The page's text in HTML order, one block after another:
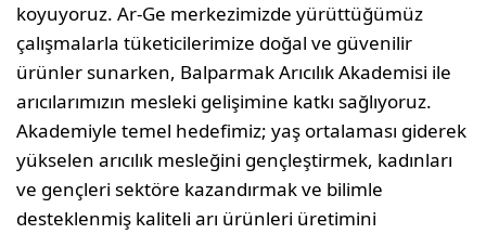
koyuyoruz. Ar-Ge merkezimizde yürüttüğümüz
çalışmalarla tüketicilerimize doğal ve güvenilir
ürünler sunarken, Balparmak Arıcılık Akademisi ile
arıcılarımızın mesleki gelişimine katkı sağlıyoruz.
Akademiyle temel hedefimiz; yaş ortalaması giderek
yükselen arıcılık mesleğini gençleştirmek, kadınları
ve gençleri sektöre kazandırmak ve bilimle
desteklenmiş kaliteli arı ürünleri üretimini